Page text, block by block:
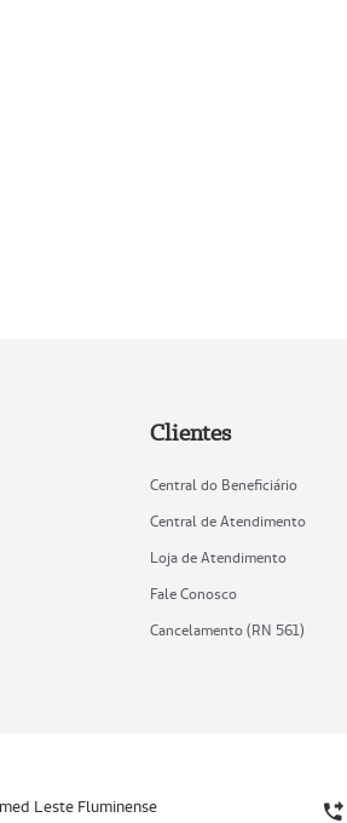
Clientes
Central do Beneficiário
Central de Atendimento
Loja de Atendimento
Fale Conosco
Cancelamento (RN 561)
Leste Fluminense